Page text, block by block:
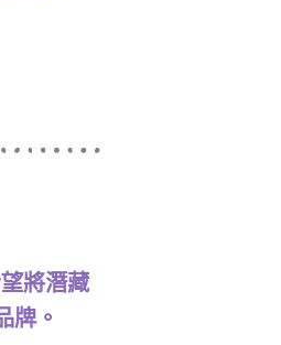
將潛藏
牌。